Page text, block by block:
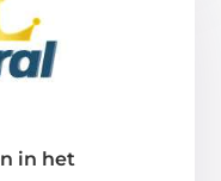
in het